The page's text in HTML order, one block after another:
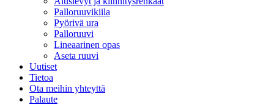
Palloruuvikiila
Pyörivä ura
Palloruuvi
Lineaarinen opas
Aseta ruuvi
Uutiset
Tietoa
Ota meihin yhteyttä
Palaute